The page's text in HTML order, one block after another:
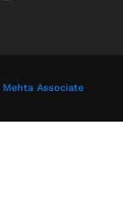
Mehta Associate